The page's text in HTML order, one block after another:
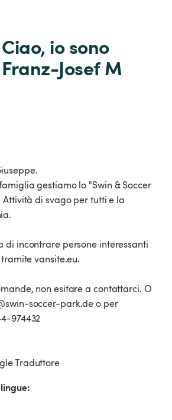
Ciao, io sono
Franz-Josef M
gestiamo lo "Swin & Soccer
Attività di svago per tutti e la
di incontrare persone interessanti
vansite.eu.
non esitare a contattarci. O
soccer-park.de o per
974432
Traduttore